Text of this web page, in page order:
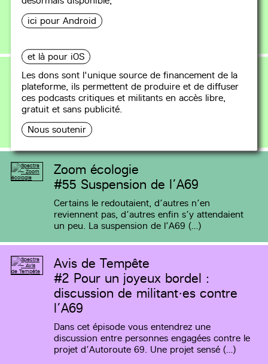
ici pour Android
et là pour iOS
Les dons sont l'unique source de financement de la
plateforme, ils permettent de produire et de diffuser
ces podcasts critiques et militants en accès libre,
gratuit et sans publicité.
Nous soutenir
Salut, c’est le Grain de Son, l’émission d’Attac
Puy-de-Dôme. « Donnez-moi un point fixe et un
Le Grain de Son
#160Champ de batailles -- 1/3
Amis auditrices et auditeurs, bienvenue à bord
du Grain de Son, l’émission d’Attac Puy-de-
Dôme, une émission 100% (…)
Zoom écologie
#55 Suspension de l’A69
Certains le redoutaient, d’autres n’en
reviennent pas, d’autres enfin s’y attendaient
un peu. La suspension de l’A69 (…)
Avis de Tempête
#2 Pour un joyeux bordel :
discussion de militant·es contre
l’A69
Dans cet épisode vous entendrez une
discussion entre personnes engagées contre le
projet d’Autoroute 69. Une projet sensé (…)